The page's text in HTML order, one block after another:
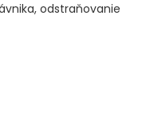
odstraňovanie